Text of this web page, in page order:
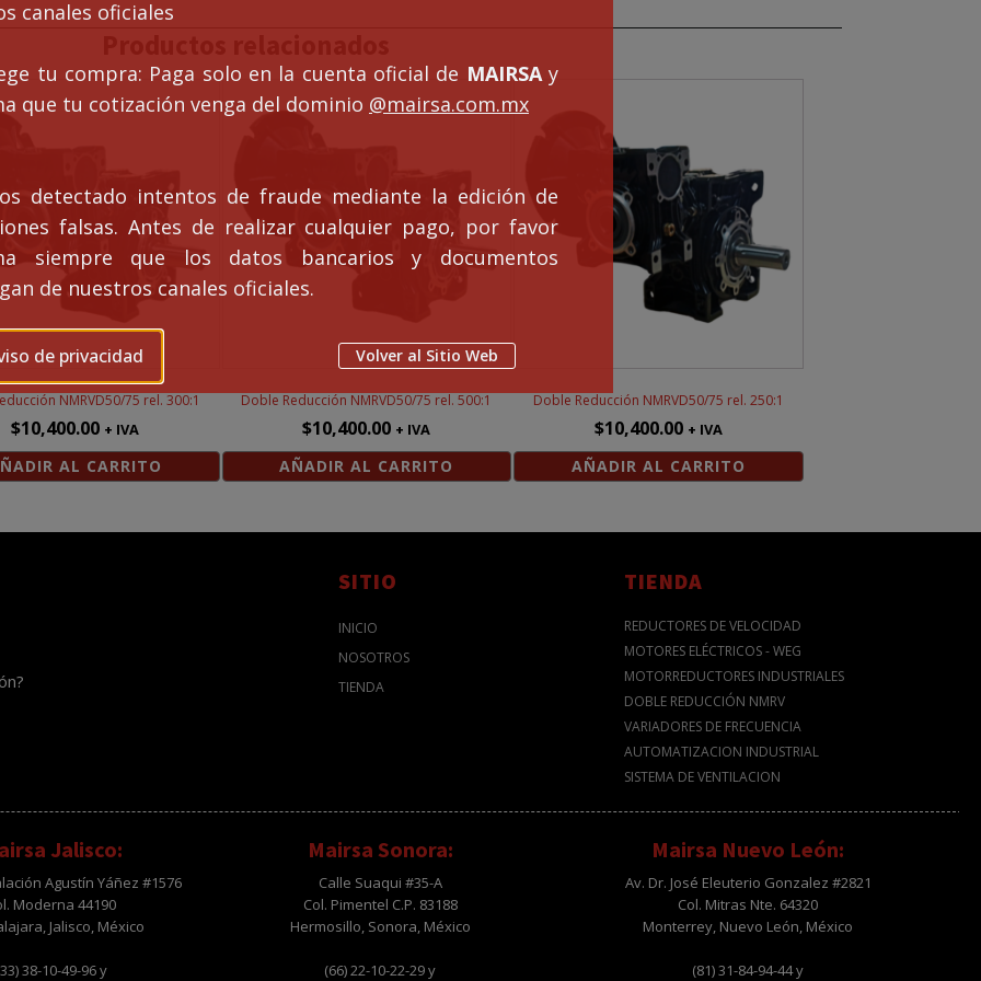
canales oficiales
tu compra: Paga solo en la cuenta oficial de MAIRSAy
que tu cotización venga del dominio @mairsa.com.mx
detectado intentos de fraude mediante la edición de
falsas. Antes de realizar cualquier pago, por favor
siempre que los datos bancarios y documentos
de nuestros canales oficiales.
de privacidad Volver al Sitio Web
NMRVD50/75 rel. 300:1
$10,400.00 + IVA
AL CARRITO
Doble Reducción NMRVD50/75 rel. 500:1
$10,400.00 + IVA
AÑADIR AL CARRITO
Doble Reducción NMRVD50/75 rel. 250:1
$10,400.00 + IVA
AÑADIR AL CARRITO
SITIO
INICIO
NOSOTROS
TIENDA
TIENDA
REDUCTORES DE VELOCIDAD
MOTORES ELÉCTRICOS - WEG
MOTORREDUCTORES INDUSTRIALES
DOBLE REDUCCIÓN NMRV
VARIADORES DE FRECUENCIA
AUTOMATIZACION INDUSTRIAL
SISTEMA DE VENTILACION
Jalisco:
Agustín Yáñez #1576
Moderna 44190
Jalisco, México
38-10-49-96 y
Mairsa Sonora:
Calle Suaqui #35-A
Col. Pimentel C.P. 83188
Hermosillo, Sonora, México
(66) 22-10-22-29 y
Mairsa Nuevo León:
Av. Dr. José Eleuterio Gonzalez #2821
Col. Mitras Nte. 64320
Monterrey, Nuevo León, México
(81) 31-84-94-44 y